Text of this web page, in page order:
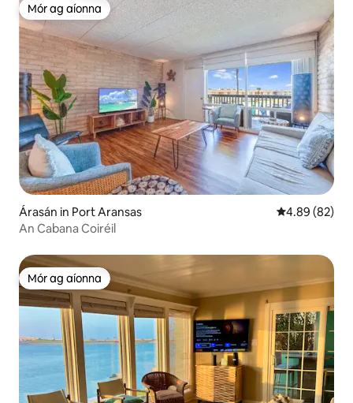
Mór ag aíonna
Mór ag aíonna
Árasán in Port Aransas Meánrátáil
4.89 (82)
An Cabana Coiréil
Mór ag aíonna
Mór ag aíonna